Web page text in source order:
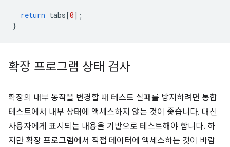
return tabs[0];
}
확장 프로그램 상태 검사
확장의 내부 동작을 변경할 때 테스트 실패를 방지하려면 통합
테스트에서 내부 상태에 액세스하지 않는 것이 좋습니다. 대신
사용자에게 표시되는 내용을 기반으로 테스트해야 합니다. 하
지만 확장 프로그램에서 직접 데이터에 액세스하는 것이 바람